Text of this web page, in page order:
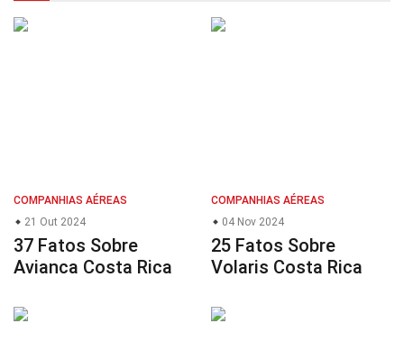
COMPANHIAS AÉREAS
21 Out 2024
37 Fatos Sobre
Avianca Costa Rica
COMPANHIAS AÉREAS
04 Nov 2024
25 Fatos Sobre
Volaris Costa Rica